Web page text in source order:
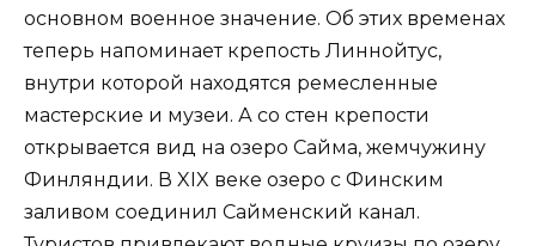
основном военное значение. Об этих временах
теперь напоминает крепость Линнойтус,
внутри которой находятся ремесленные
мастерские и музеи. А со стен крепости
открывается вид на озеро Сайма, жемчужину
Финляндии. В XIX веке озеро с Финским
заливом соединил Сайменский канал.